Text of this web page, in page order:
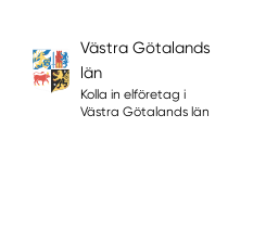
Västra Götalands
län
Kolla in elföretag i
Västra Götalands län